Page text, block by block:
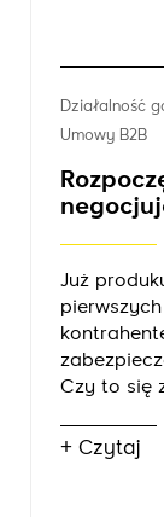
Działalność
Umowy B2B
Już
Czy to się
+ Czytaj